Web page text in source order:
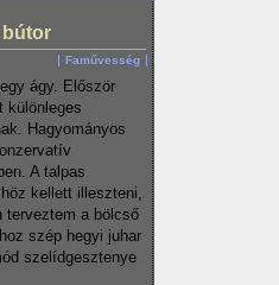
bútor
Faművesség
ágy. Először
különleges
Hagyományos
A talpas
kellett illeszteni,
terveztem a bölcső
szép hegyi juhar
szelídgesztenye